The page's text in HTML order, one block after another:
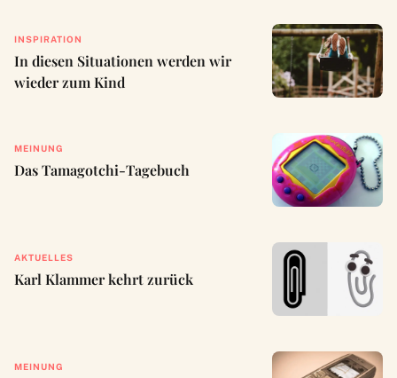
INSPIRATION
In diesen Situationen werden wir
wieder zum Kind
MEINUNG
Das Tamagotchi-Tagebuch
AKTUELLES
Karl Klammer kehrt zurück
MEINUNG